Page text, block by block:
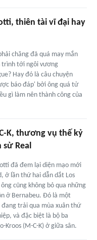
thiên tài vĩ đại hay
chăng đã quá may mắn
trình tới ngôi vương
Hay đó là câu chuyện
báo đáp' bởi ông quá tử
gì làm nên thành công của
K, thương vụ thế kỷ
Real
đã đem lại diện mạo mới
ở lần thứ hai dẫn dắt Los
cũng không bỏ qua những
ở Bernabeu. Đó là một
đang trải qua mùa xuân thứ
và đặc biệt là bộ ba
Kroos (M-C-K) ở giữa sân.